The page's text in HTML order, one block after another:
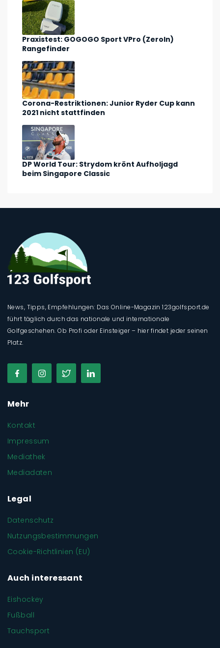
Praxistest: GOGOGO Sport VPro (ZeroIn)
Rangefinder
Corona-Restriktionen: Junior Ryder Cup kann
2021 nicht stattfinden
DP World Tour: Strydom krönt Aufholjagd
beim Singapore Classic
News, Tipps, Empfehlungen: Das Online-Magazin 123golfsport.de
führt täglich durch das nationale und internationale
Golfgeschehen. Ob Profi oder Einsteiger – hier findet jeder seinen
Platz.
Mehr
Kontakt
Impressum
Mediathek
Mediadaten
Legal
Datenschutz
Nutzungsbestimmungen
Cookie-Richtlinien (EU)
Auch interessant
Eishockey
Fußball
Tauchsport